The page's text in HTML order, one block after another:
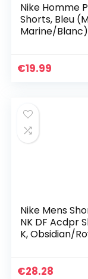
Nike Homme
Shorts, Bleu
Marine/
€19.99
Nike Mens
NK DF Acdpr
K, Obsidian/
€28.28